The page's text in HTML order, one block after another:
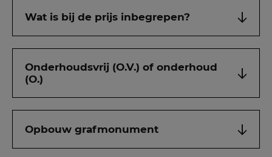
Wat is bij de prijs inbegrepen?
Onderhoudsvrij (O.V.) of onderhoud
(O.)
Opbouw grafmonument